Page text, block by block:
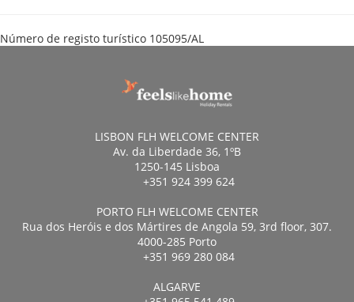
Número de registo turístico 105095/AL
LISBON FLH WELCOME CENTER
Av. da Liberdade 36, 1ºB
1250-145 Lisboa
+351 924 399 624
PORTO FLH WELCOME CENTER
Rua dos Heróis e dos Mártires de Angola 59, 3rd floor, 307.
4000-285 Porto
+351 969 280 084
ALGARVE